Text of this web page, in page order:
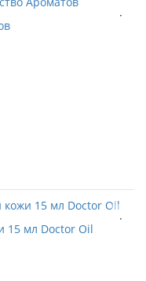
15 мл Doctor Oil